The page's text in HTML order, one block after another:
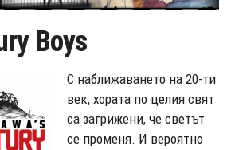
Boys
С наближаването на 20-ти
век, хората по целия свят
са загрижени, че светът
се променя. И вероятно